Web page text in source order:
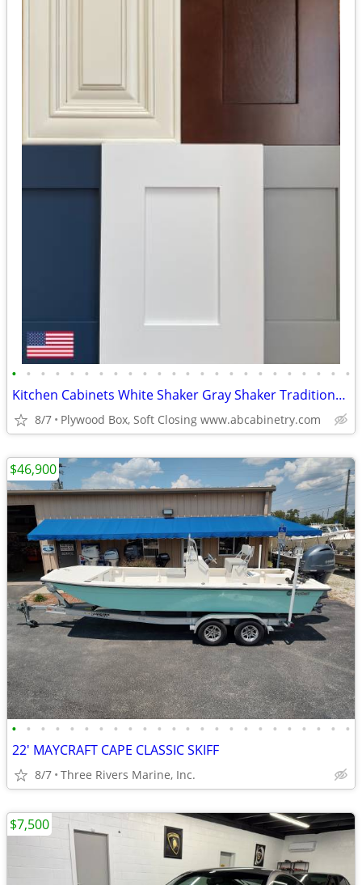
• • • • • • • • • • • • • • • • • • • • • • • •
Kitchen Cabinets White Shaker Gray Shaker Traditional Raised Panel
8/7 Plywood Box, Soft Closing www.abcabinetry.com
• • • • • • • • • • • • • • • • • • • • • • • •
22' MAYCRAFT CAPE CLASSIC SKIFF
8/7 Three Rivers Marine, Inc.
$46,900
$7,500